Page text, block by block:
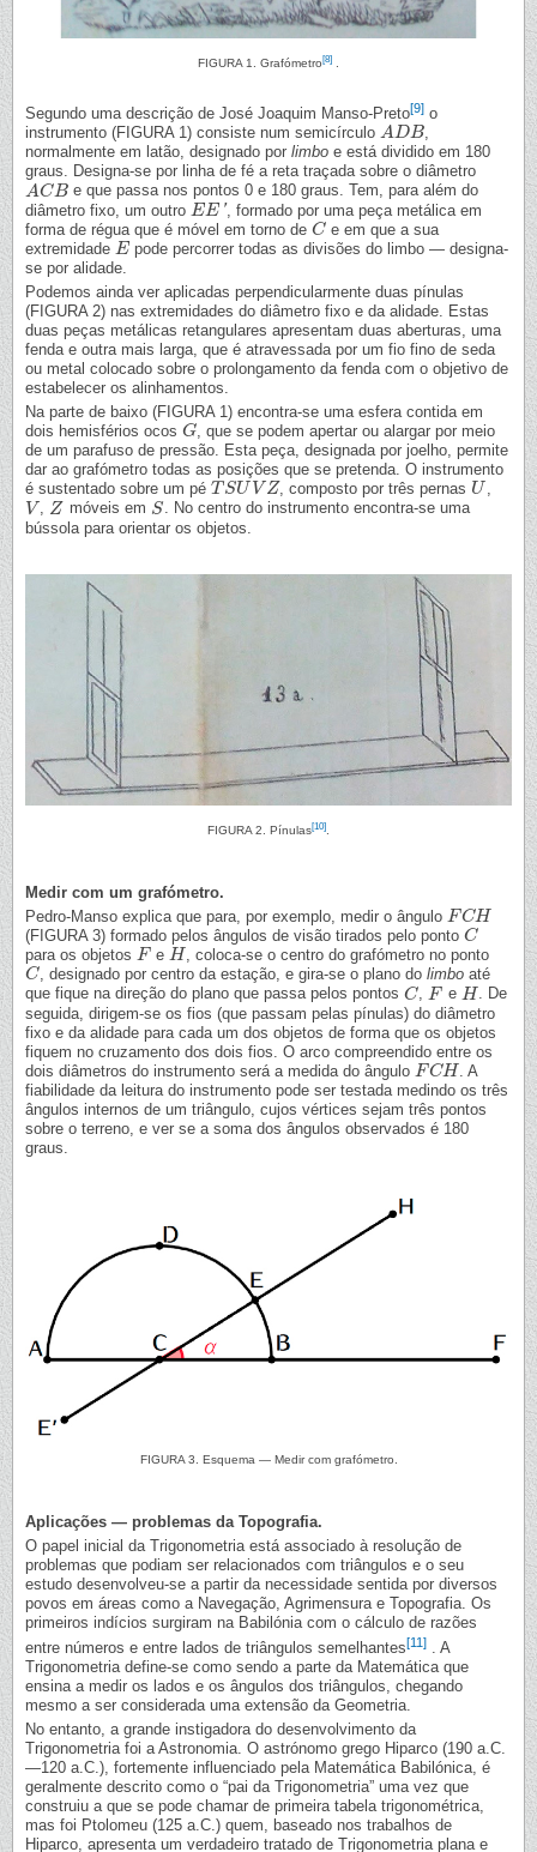
FIGURA 1. Grafómetro [8] .
Segundo uma descrição de José Joaquim Manso-Preto[9] o
instrumento (FIGURA 1) consiste num semicírculo ADB
ADB
,
normalmente em latão, designado por limbo e está dividido em 180
graus. Designa-se por linha de fé a reta traçada sobre o diâmetro
ACB
ACB
e que passa nos pontos 0 e 180 graus. Tem, para além do
diâmetro fixo, um outro EE '
EE′
, formado por uma peça metálica em
forma de régua que é móvel em torno de C
C e em que a sua
extremidade E
E pode percorrer todas as divisões do limbo — designa-
se por alidade.
Podemos ainda ver aplicadas perpendicularmente duas pínulas
(FIGURA 2) nas extremidades do diâmetro fixo e da alidade. Estas
duas peças metálicas retangulares apresentam duas aberturas, uma
fenda e outra mais larga, que é atravessada por um fio fino de seda
ou metal colocado sobre o prolongamento da fenda com o objetivo de
estabelecer os alinhamentos.
Na parte de baixo (FIGURA 1) encontra-se uma esfera contida em
dois hemisférios ocos G
G , que se podem apertar ou alargar por meio
de um parafuso de pressão. Esta peça, designada por joelho, permite
dar ao grafómetro todas as posições que se pretenda. O instrumento
é sustentado sobre um pé T SU V Z
T SUV Z , composto por três pernas U
U ,
V
V , Z
Z móveis em S
S . No centro do instrumento encontra-se uma
bússola para orientar os objetos.
FIGURA 2. Pínulas[10]
Medir com um grafómetro.
Pedro-Manso explica que para, por exemplo, medir o ângulo FCH
FCH
(FIGURA 3) formado pelos ângulos de visão tirados pelo ponto C
C
para os objetos F
F eH
H , coloca-se o centro do grafómetro no ponto
C
C , designado por centro da estação, e gira-se o plano dolimbo até
que fique na direção do plano que passa pelos pontos C
C , F
F e H
H . De
seguida, dirigem-se os fios (que passam pelas pínulas) do diâmetro
fixo e da alidade para cada um dos objetos de forma que os objetos
fiquem no cruzamento dos dois fios. O arco compreendido entre os
dois diâmetros do instrumento será a medida do ângulo FCH
FCH
. A
fiabilidade da leitura do instrumento pode ser testada medindo os três
ângulos internos de um triângulo, cujos vértices sejam três pontos
sobre o terreno, e ver se a soma dos ângulos observados é 180
graus.
FIGURA 3. Esquema — Medir com grafómetro.
Aplicações — problemas da Topografia.
O papel inicial da Trigonometria está associado à resolução de
problemas que podiam ser relacionados com triângulos e o seu
estudo desenvolveu-se a partir da necessidade sentida por diversos
povos em áreas como a Navegação, Agrimensura e Topografia. Os
primeiros indícios surgiram na Babilónia com o cálculo de razões
entre números e entre lados de triângulos semelhantes[11] . A
Trigonometria define-se como sendo a parte da Matemática que
ensina a medir os lados e os ângulos dos triângulos, chegando
mesmo a ser considerada uma extensão da Geometria.
No entanto, a grande instigadora do desenvolvimento da
Trigonometria foi a Astronomia. O astrónomo grego Hiparco (190 a.C.
—120 a.C.), fortemente influenciado pela Matemática Babilónica, é
geralmente descrito como o “pai da Trigonometria” uma vez que
construiu a que se pode chamar de primeira tabela trigonométrica,
mas foi Ptolomeu (125 a.C.) quem, baseado nos trabalhos de
Hiparco, apresenta um verdadeiro tratado de Trigonometria plana e